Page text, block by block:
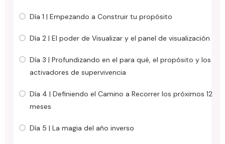
Día 1 | Empezando a Construir tu propósito
Día 2 | El poder de Visualizar y el panel de visualización
Día 3 | Profundizando en el para qué, el propósito y los
activadores de supervivencia
Día 4 | Definiendo el Camino a Recorrer los próximos 12
meses
Día 5 | La magia del año inverso